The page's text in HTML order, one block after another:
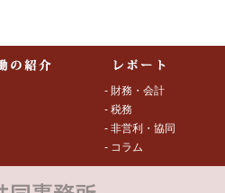
- 財務・会計
- 税務
- 非営利・協同
- コラム